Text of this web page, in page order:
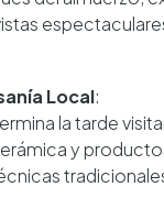
Local:
la tarde
y